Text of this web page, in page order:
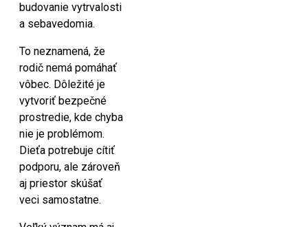
budovanie vytrvalosti
a sebavedomia.
To neznamená, že
rodič nemá pomáhať
vôbec. Dôležité je
vytvoriť bezpečné
prostredie, kde chyba
nie je problémom.
Dieťa potrebuje cítiť
podporu, ale zároveň
aj priestor skúšať
veci samostatne.